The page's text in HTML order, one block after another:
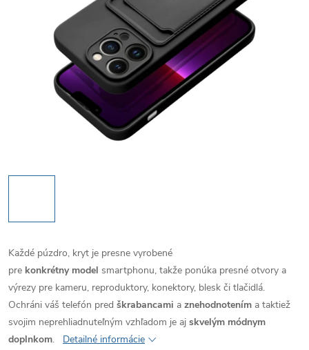
Každé púzdro, kryt je presne vyrobené
pre konkrétny model smartphonu, takže ponúka presné otvory a
výrezy pre kameru, reproduktory, konektory, blesk či tlačidlá.
Ochráni váš telefón pred škrabancami a znehodnotením a taktiež
svojim neprehliadnuteľným vzhľadom je aj skvelým módnym
doplnkom. Detailné informácie